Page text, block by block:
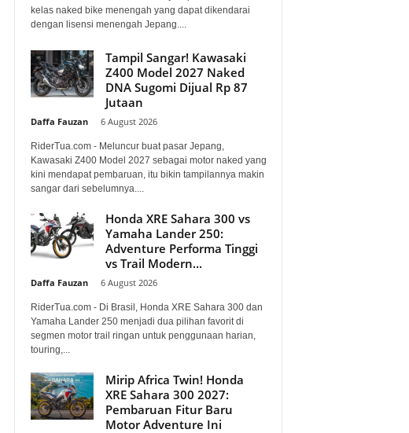
kelas naked bike menengah yang dapat dikendarai
dengan lisensi menengah Jepang....
Tampil Sangar! Kawasaki
Z400 Model 2027 Naked
DNA Sugomi Dijual Rp 87
Jutaan
Daffa Fauzan 6 August 2026
RiderTua.com - Meluncur buat pasar Jepang,
Kawasaki Z400 Model 2027 sebagai motor naked yang
kini mendapat pembaruan, itu bikin tampilannya makin
sangar dari sebelumnya....
Honda XRE Sahara 300 vs
Yamaha Lander 250:
Adventure Performa Tinggi
vs Trail Modern...
Daffa Fauzan 6 August 2026
RiderTua.com - Di Brasil, Honda XRE Sahara 300 dan
Yamaha Lander 250 menjadi dua pilihan favorit di
segmen motor trail ringan untuk penggunaan harian,
touring,...
Mirip Africa Twin! Honda
XRE Sahara 300 2027:
Pembaruan Fitur Baru
Motor Adventure Ini